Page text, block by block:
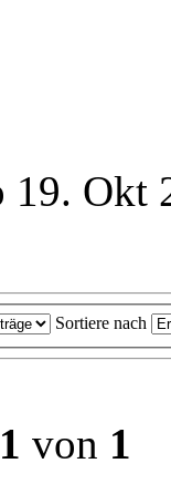
19. Okt
Sortiere nach
1 von 1